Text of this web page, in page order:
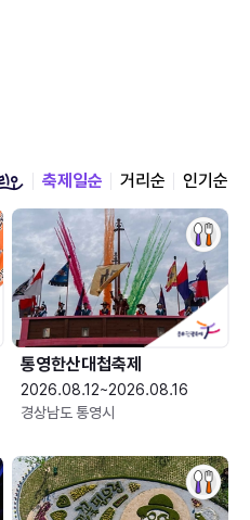
축제일순 거리순 인기순
통영한산대첩축제
2026.08.12~2026.08.16
경상남도 통영시